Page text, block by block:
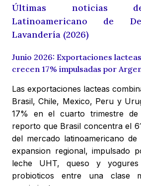
Últimas noticias
Latinoamericano de
Lavandería (2026)
Junio 2026: Exportaciones
crecen 17% impulsadas por
Las exportaciones lacteas
Brasil, Chile, Mexico, Peru y
17% en el cuarto trimestre de
reporto que Brasil concentra el
del mercado latinoamericano
expansion regional, impulsado
leche UHT, queso y
probioticos entre una clase